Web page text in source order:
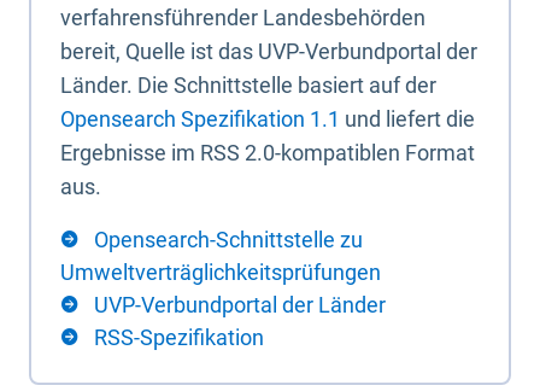
verfahrensführender Landesbehörden
bereit, Quelle ist das UVP-Verbundportal der
Länder. Die Schnittstelle basiert auf der
Opensearch Spezifikation 1.1 und liefert die
Ergebnisse im RSS 2.0-kompatiblen Format
aus.
Opensearch-Schnittstelle zu
Umweltverträglichkeitsprüfungen
UVP-Verbundportal der Länder
RSS-Spezifikation